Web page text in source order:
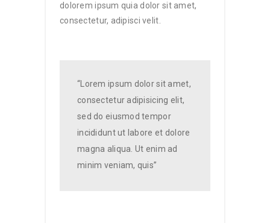
dolorem ipsum quia dolor sit amet,
consectetur, adipisci velit.
“Lorem ipsum dolor sit amet,
consectetur adipisicing elit,
sed do eiusmod tempor
incididunt ut labore et dolore
magna aliqua. Ut enim ad
minim veniam, quis”